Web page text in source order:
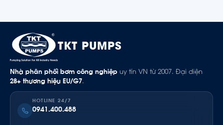
TKT PUMPS
Nhà phân phối bơm công nghiệp uy tín VN từ 2007. Đại diện
28+ thương hiệu EU/G7.
HOTLINE 24/7
0941.400.488